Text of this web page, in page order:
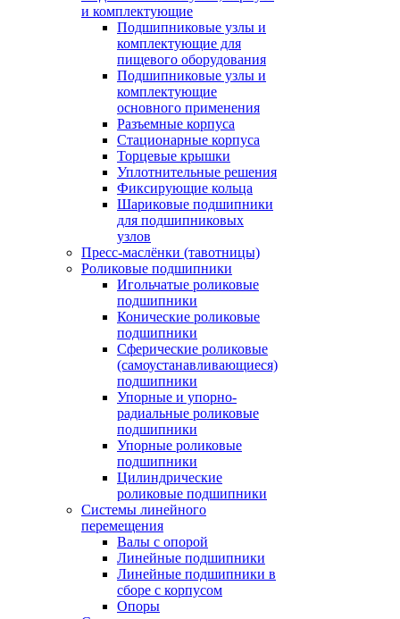
и комплектующие
Подшипниковые узлы и
комплектующие для
пищевого оборудования
Подшипниковые узлы и
комплектующие
основного применения
Разъемные корпуса
Стационарные корпуса
Торцевые крышки
Уплотнительные решения
Фиксирующие кольца
Шариковые подшипники
для подшипниковых
узлов
Пресс-маслёнки (тавотницы)
Роликовые подшипники
Игольчатые роликовые
подшипники
Конические роликовые
подшипники
Сферические роликовые
(самоустанавливающиеся)
подшипники
Упорные и упорно-
радиальные роликовые
подшипники
Упорные роликовые
подшипники
Цилиндрические
роликовые подшипники
Системы линейного
перемещения
Валы с опорой
Линейные подшипники
Линейные подшипники в
сборе с корпусом
Опоры